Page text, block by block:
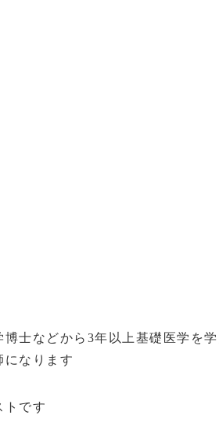
士などから3年以上基礎医学を
になります
トです